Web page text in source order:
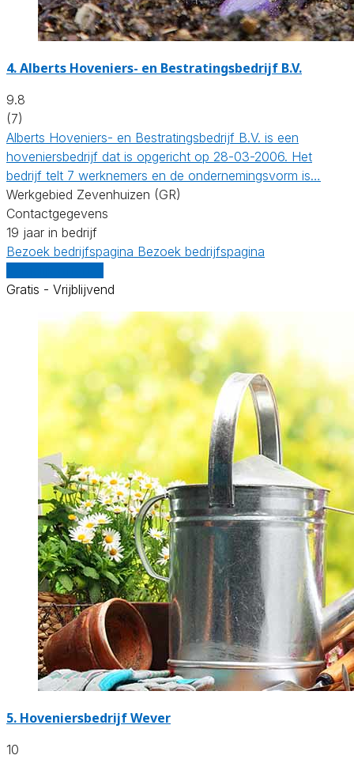
4.Alberts Hoveniers- en Bestratingsbedrijf B.V.
9.8
(7)
Alberts Hoveniers- en Bestratingsbedrijf B.V. is een
hoveniersbedrijf dat is opgericht op 28-03-2006. Het
bedrijf telt 7 werknemers en de ondernemingsvorm is…
Werkgebied Zevenhuizen (GR)
Contactgegevens
19 jaar in bedrijf
Bezoek bedrijfspagina Bezoek bedrijfspagina
Gratis - Vrijblijvend
5. Hoveniersbedrijf Wever
10